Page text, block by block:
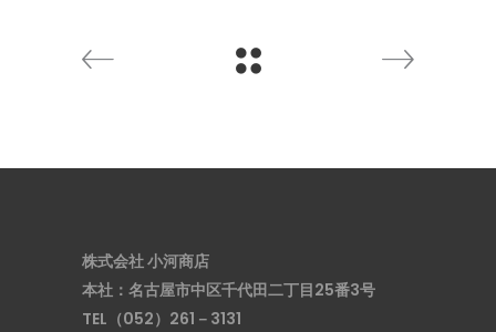
株式会社 小河商店
本社：名古屋市中区千代田二丁目25番3号
TEL（052）261－3131